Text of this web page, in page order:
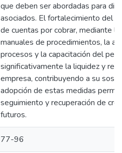
que deben ser abordadas para
asociados. El fortalecimiento del
de cuentas por cobrar, mediante
manuales de procedimientos, la
procesos y la capacitación del
significativamente la liquidez y
empresa, contribuyendo a su
adopción de estas medidas
seguimiento y recuperación de
futuros.
77-96